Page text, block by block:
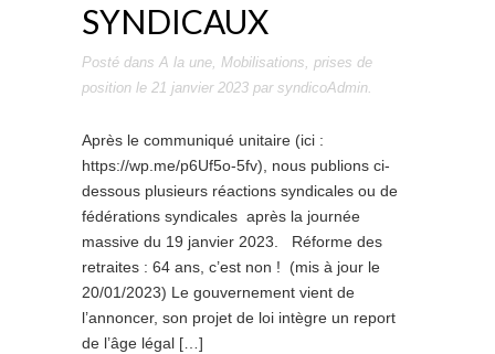
SYNDICAUX
Posté dans A la une, Mobilisations, prises de
position le 21 janvier 2023 par syndicoAdmin.
Après le communiqué unitaire (ici :
https://wp.me/p6Uf5o-5fv), nous publions ci-
dessous plusieurs réactions syndicales ou de
fédérations syndicales après la journée
massive du 19 janvier 2023. Réforme des
retraites : 64 ans, c’est non ! (mis à jour le
20/01/2023) Le gouvernement vient de
l’annoncer, son projet de loi intègre un report
de l’âge légal […]